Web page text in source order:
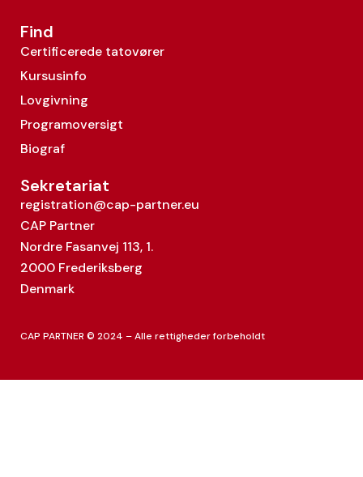
Find
Certificerede tatovører
Kursusinfo
Lovgivning
Programoversigt
Biograf
Sekretariat
registration@cap-partner.eu
CAP Partner
Nordre Fasanvej 113, 1.
2000 Frederiksberg
Denmark
CAP PARTNER © 2024 – Alle rettigheder forbeholdt